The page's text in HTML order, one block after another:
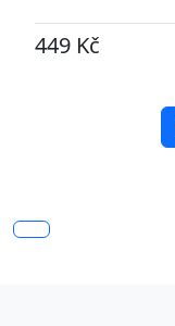
449 Kč